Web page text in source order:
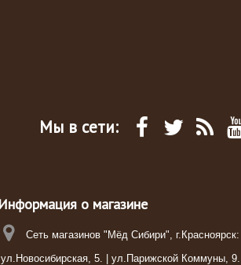
Мы в сети:
Информация о магазине
Сеть магазинов "Мёд Сибири", г.Красноярск:
ул.Новосибирская, 5. | ул.Парижской Коммуны, 9. |